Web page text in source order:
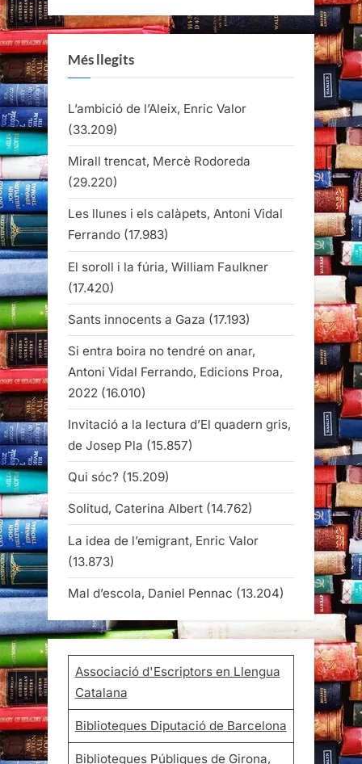
Més llegits
L’ambició de l’Aleix, Enric Valor
(33.209)
Mirall trencat, Mercè Rodoreda
(29.220)
Les llunes i els calàpets, Antoni Vidal
Ferrando (17.983)
El soroll i la fúria, William Faulkner
(17.420)
Sants innocents a Gaza (17.193)
Si entra boira no tendré on anar,
Antoni Vidal Ferrando, Edicions Proa,
2022 (16.010)
Invitació a la lectura d’El quadern gris,
de Josep Pla (15.857)
Qui sóc? (15.209)
Solitud, Caterina Albert (14.762)
La idea de l’emigrant, Enric Valor
(13.873)
Mal d’escola, Daniel Pennac (13.204)
Associació d'Escriptors en Llengua
Catalana
Biblioteques Diputació de Barcelona
Biblioteques Públiques de Girona,